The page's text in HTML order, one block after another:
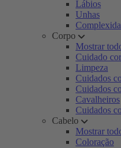
Lábios
Unhas
Corpo
Mostrar
Cuidado
Limpeza
Cuidados
Cuidados
Cavalheiros
Cuidados
Cabelo
Mostrar
Coloração